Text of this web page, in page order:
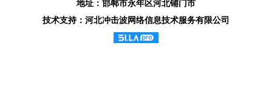
地址：邯郸市永年区河北铺门市
技术支持：河北冲击波网络信息技术服务有限公司